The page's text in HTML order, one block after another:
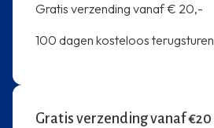
Gratis verzending vanaf € 20,-
100 dagen kosteloos terugsturen
Gratis verzending vanaf €20